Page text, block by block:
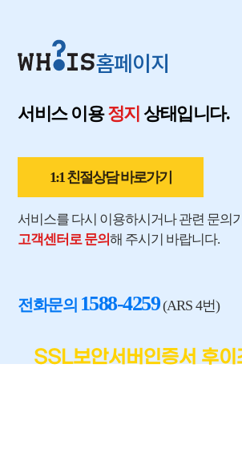
홈페이지
서비스 이용정지 상태입니다.
1:1 친절상담 바로가기
서비스를 다시 이용하시거나 관련 문의
고객센터로 문의해 주시기 바랍니다.
전화문의 1588-4259(ARS 4번)
SSL보안서버인증서 후이